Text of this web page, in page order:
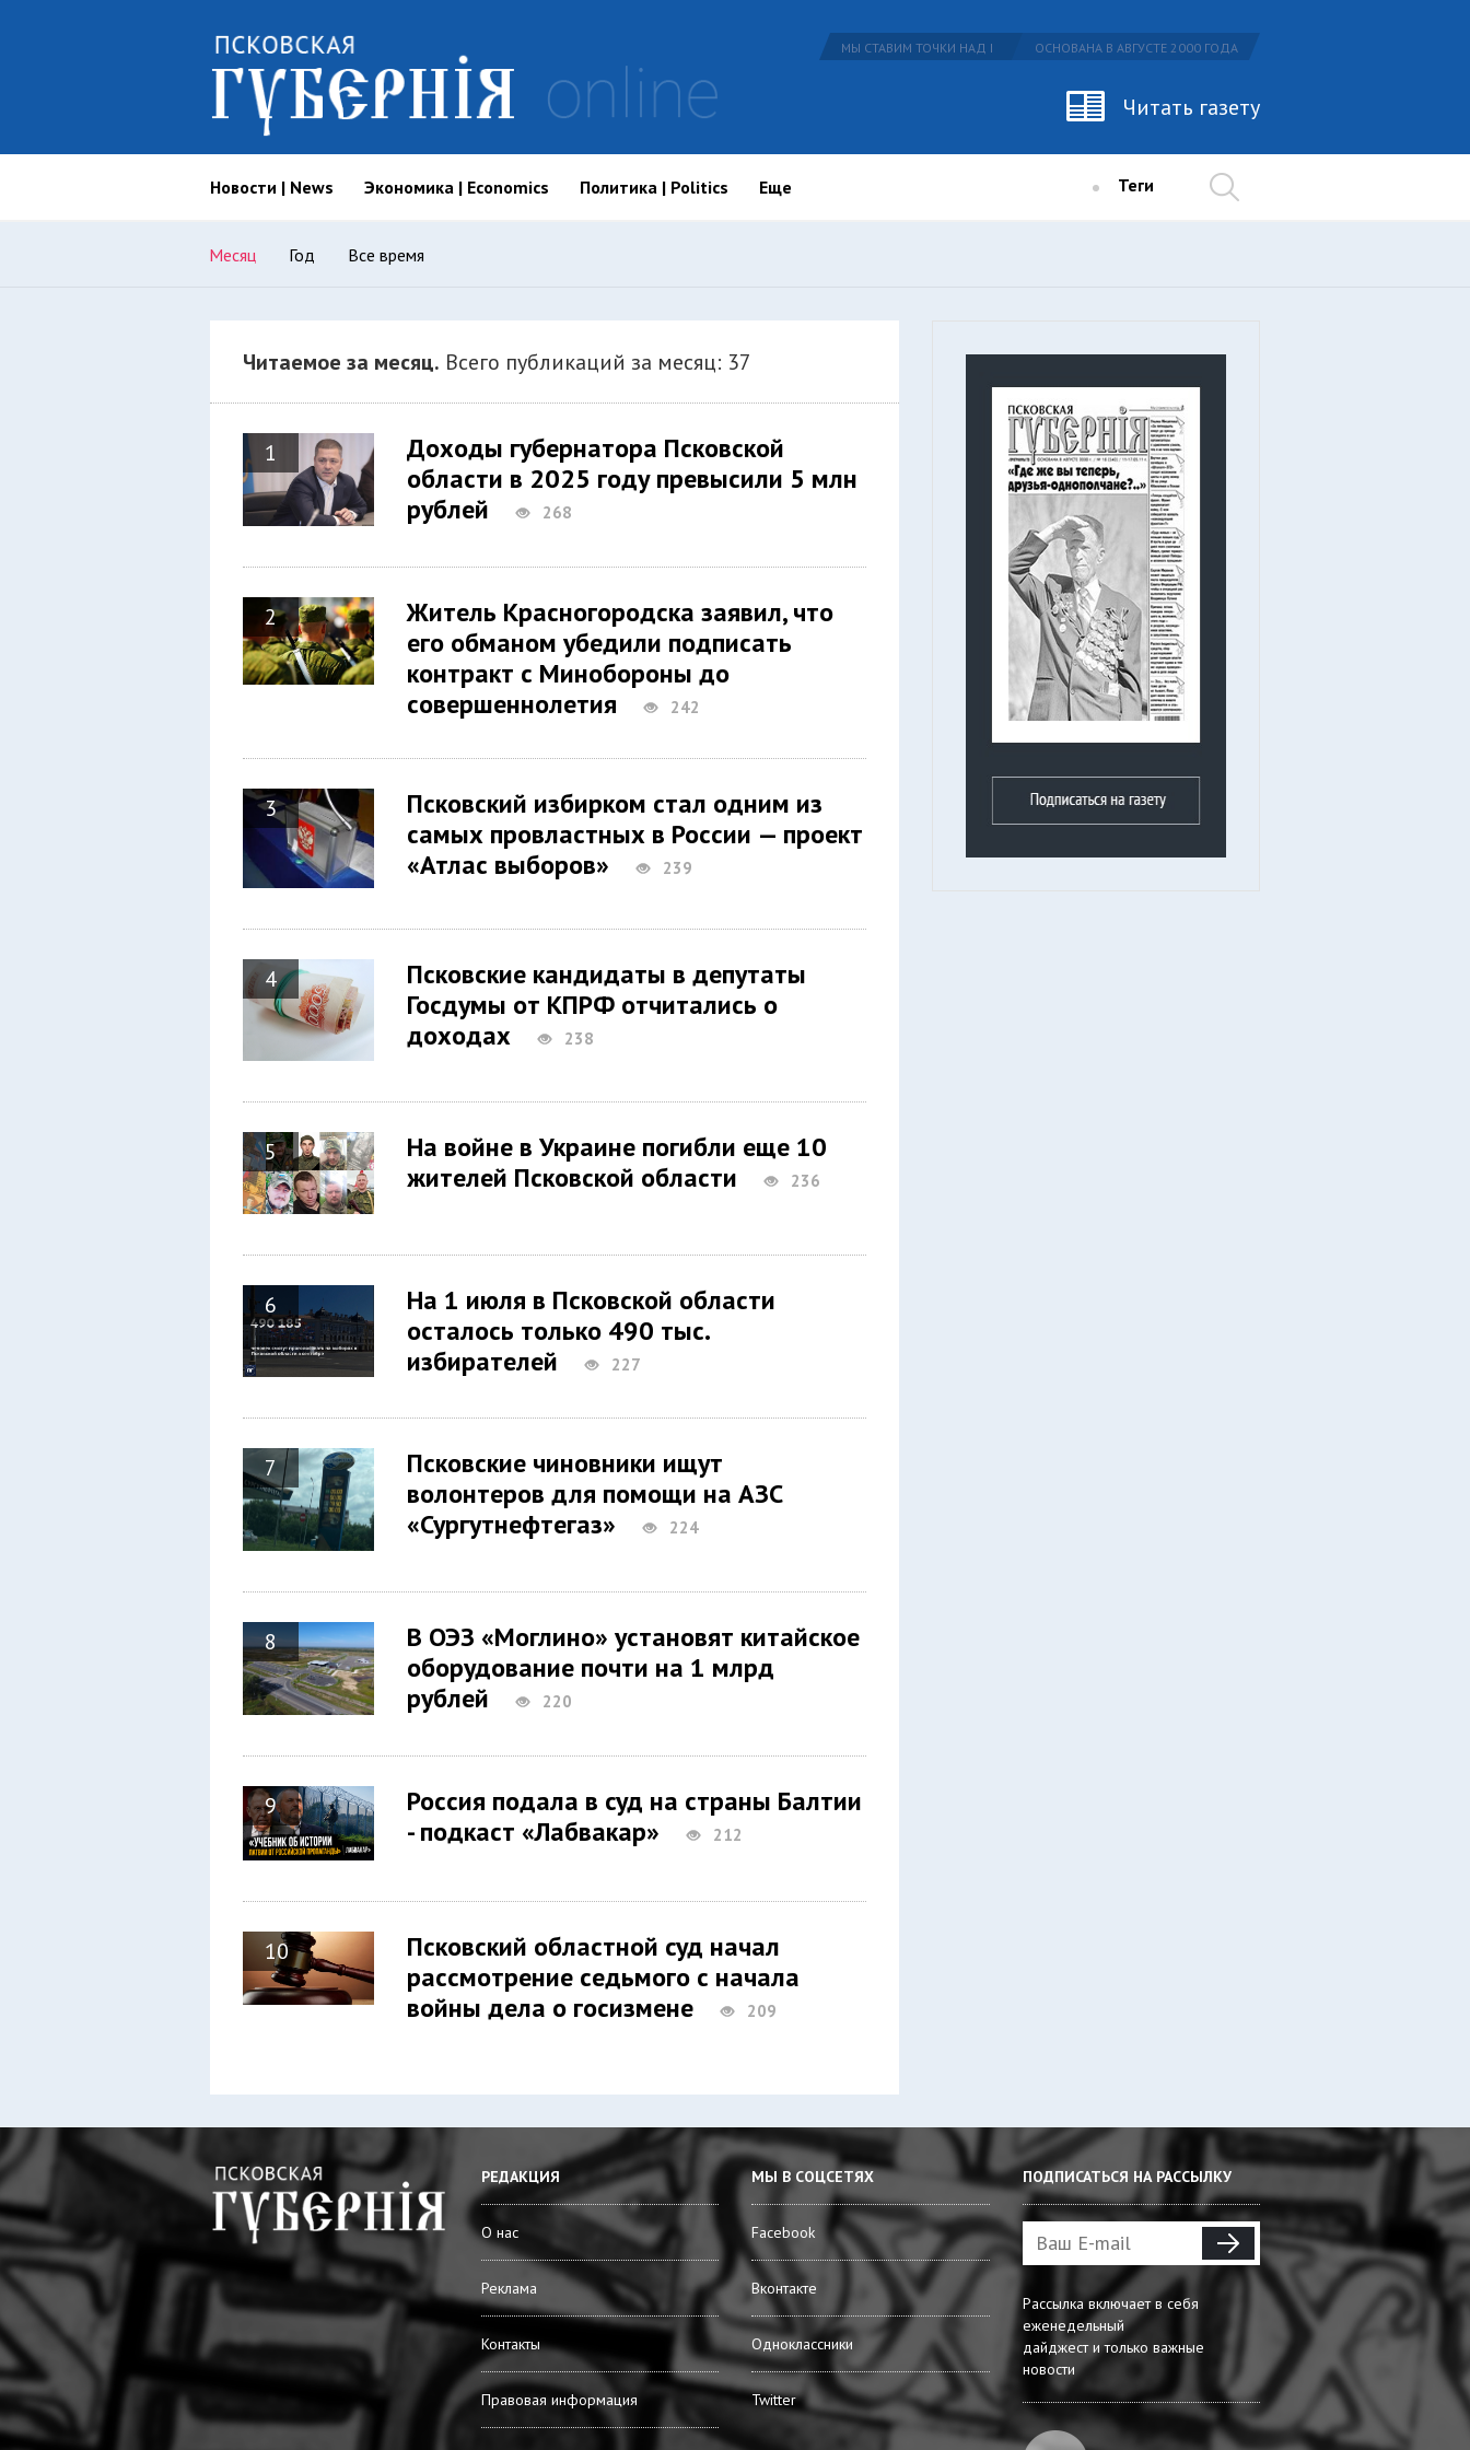
МЫ СТАВИМ ТОЧКИ НАД I ОСНОВАНА В АВГУСТЕ 2000 ГОДА
Читать газету
Новости | News Экономика | Economics Политика | Politics Еще Теги
Месяц Год Все время
Читаемое за месяц. Всего публикаций за месяц: 37
1
Доходы губернатора Псковской
области в 2025 году превысили 5 млн
рублей
268
2
Житель Красногородска заявил, что
его обманом убедили подписать
контракт с Минобороны до
совершеннолетия
242
3
Псковский избирком стал одним из
самых провластных в России — проект
«Атлас выборов»
239
4
Псковские кандидаты в депутаты
Госдумы от КПРФ отчитались о
доходах
238
5
На войне в Украине погибли еще 10
жителей Псковской области
236
6
На 1 июля в Псковской области
осталось только 490 тыс.
избирателей
227
7
Псковские чиновники ищут
волонтеров для помощи на АЗС
«Сургутнефтегаз»
224
8
В ОЭЗ «Моглино» установят китайское
оборудование почти на 1 млрд
рублей
220
9
Россия подала в суд на страны Балтии
- подкаст «Лабвакар»
212
10
Псковский областной суд начал
рассмотрение седьмого с начала
войны дела о госизмене
209
РЕДАКЦИЯ
О нас
Реклама
Контакты
Правовая информация
МЫ В СОЦСЕТЯХ
Facebook
Вконтакте
Одноклассники
Twitter
ПОДПИСАТЬСЯ НА РАССЫЛКУ
Рассылка включает в себя
еженедельный
дайджест и только важные
новости